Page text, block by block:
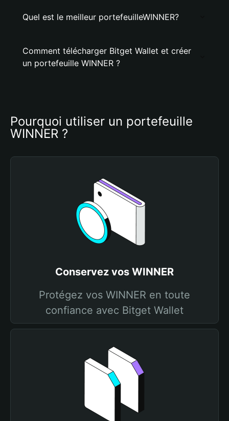
Quel est le meilleur portefeuilleWINNER?
Comment télécharger Bitget Wallet et créer
un portefeuille WINNER ?
Pourquoi utiliser un portefeuille
WINNER ?
Conservez vos WINNER
Protégez vos WINNER en toute
confiance avec Bitget Wallet